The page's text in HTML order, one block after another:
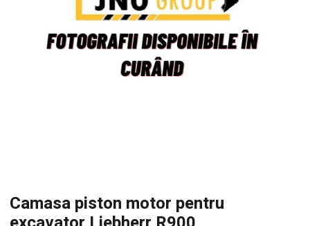
Camasa piston motor pentru